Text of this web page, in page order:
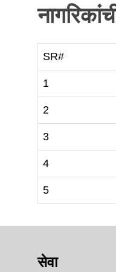
SR#
1
2
3
4
5
सेवा